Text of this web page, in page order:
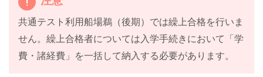
共通テスト利用船場鵜（後期）では繰上合格を行いま
せん。繰上合格者については入学手続きにおいて「学
費・諸経費」を一括して納入する必要があります。